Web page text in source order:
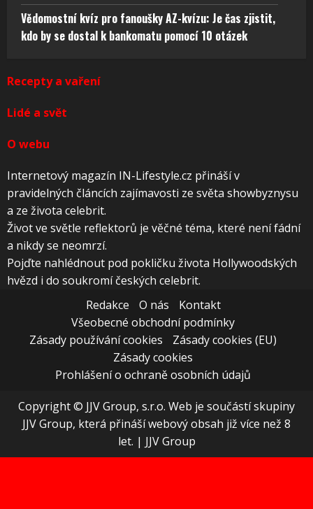
Vědomostní kvíz pro fanoušky AZ-kvízu: Je čas zjistit,
kdo by se dostal k bankomatu pomocí 10 otázek
Recepty a vaření
Lidé a svět
O webu
Internetový magazín IN-Lifestyle.cz přináší v
pravidelných článcích zajímavosti ze světa showbyznysu
a ze života celebrit.
Život ve světle reflektorů je věčné téma, které není fádní
a nikdy se neomrzí.
Pojďte nahlédnout pod pokličku života Hollywoodských
hvězd i do soukromí českých celebrit.
Redakce
O nás
Kontakt
Všeobecné obchodní podmínky
Zásady používání cookies
Zásady cookies (EU)
Zásady cookies
Prohlášení o ochraně osobních údajů
Copyright © JJV Group, s.r.o. Web je součástí skupiny
JJV Group, která přináší webový obsah již více než 8
let. | JJV Group